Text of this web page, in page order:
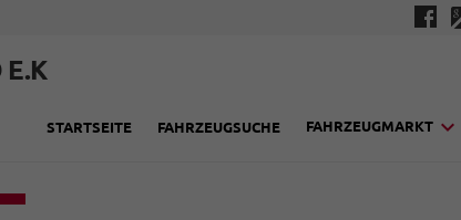
E.K
STARTSEITE FAHRZEUGSUCHE FAHRZEUGMARKT